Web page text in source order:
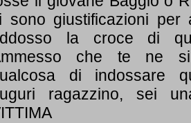
sono giustificazioni per
la croce di
che te ne
di indossare
ragazzino, sei